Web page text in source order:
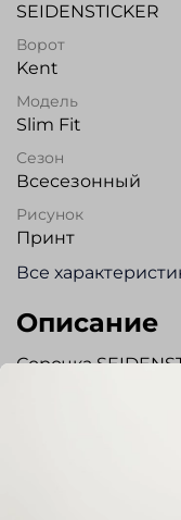
SEIDENSTICKER
Ворот
Kent
Модель
Slim Fit
Сезон
Всесезонный
Рисунок
Принт
Все
Описание
Сорочка
из
shirts". Изделия
- высокой
обеспечивают
-